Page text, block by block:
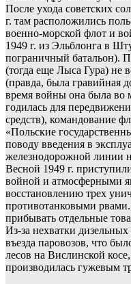
После ухода советских
г. там расположились
военно-морской флот и
1949 г. из Эльблонга в
пограничный батальон).
(тогда еще Лыса Гура) не
(правда, была гравийная
время войны она была во
годилась для
средств), командование
«Польские
поводу введения в
железнодорожной линии
Весной 1949 г.
войной и атмосферными
восстановлению трех
противотанковыми
прибывать отдельные
Из-за нехватки дизельных
въезда паровозов, что
лесов на Вислинской
производилась гужевым